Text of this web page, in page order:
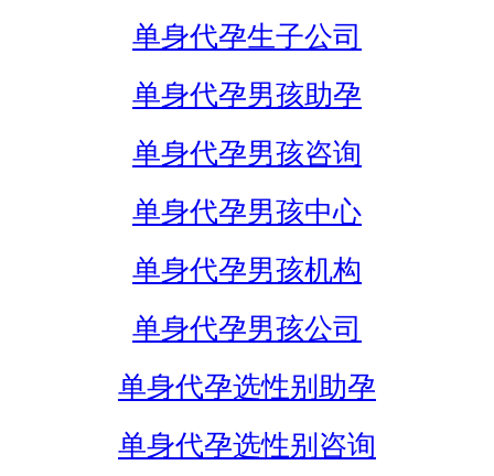
单身代孕生子公司
单身代孕男孩助孕
单身代孕男孩咨询
单身代孕男孩中心
单身代孕男孩机构
单身代孕男孩公司
单身代孕选性别助孕
单身代孕选性别咨询